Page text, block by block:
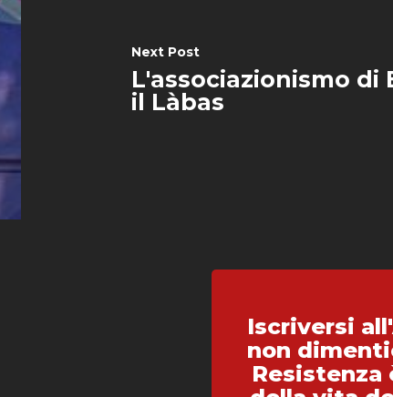
Next Post
L'associazionismo di
il Làbas
Iscriversi
non
Resistenza